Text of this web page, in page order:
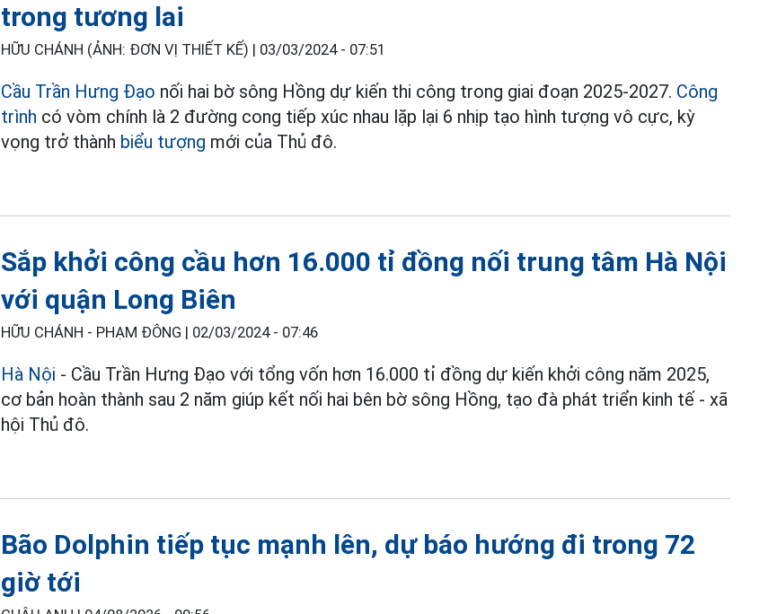
trong tương lai
HỮU CHÁNH (ẢNH: ĐƠN VỊ THIẾT KẾ) | 03/03/2024 - 07:51
Cầu Trần Hưng Đạo nối hai bờ sông Hồng dự kiến thi công trong giai đoạn 2025-2027. Công
trình có vòm chính là 2 đường cong tiếp xúc nhau lặp lại 6 nhịp tạo hình tượng vô cực, kỳ
vọng trở thành biểu tượng mới của Thủ đô.
Sắp khởi công cầu hơn 16.000 tỉ đồng nối trung tâm Hà Nội
với quận Long Biên
HỮU CHÁNH - PHẠM ĐÔNG | 02/03/2024 - 07:46
Hà Nội - Cầu Trần Hưng Đạo với tổng vốn hơn 16.000 tỉ đồng dự kiến khởi công năm 2025,
cơ bản hoàn thành sau 2 năm giúp kết nối hai bên bờ sông Hồng, tạo đà phát triển kinh tế - xã
hội Thủ đô.
Bão Dolphin tiếp tục mạnh lên, dự báo hướng đi trong 72
giờ tới